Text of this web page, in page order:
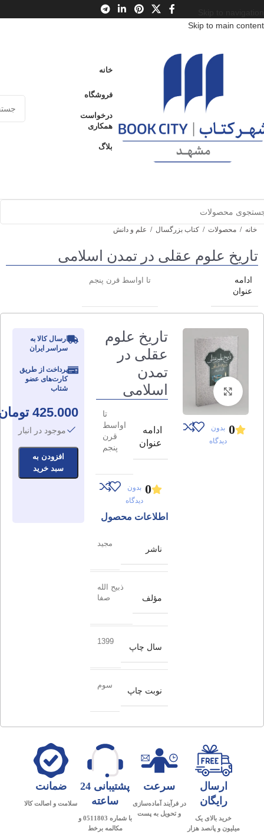
Skip to main content
خانه
فروشگاه
درخواست
همکاری
بلاگ
خانه / محصولات / کتاب بزرگسال / علم و دانش
تاریخ علوم عقلی در تمدن اسلامی
ادامه
عنوان
تا اواسط قرن پنجم
برای بزرگنمایی کلیک کنید
0 بدون
دیدگاه
تاریخ علوم
عقلی در
تمدن
اسلامی
ادامه
عنوان
تا
اواسط
قرن
پنجم
0 بدون
دیدگاه
اطلاعات محصول
ناشر
مجید
مؤلف
ذبیح الله
صفا
سال چاپ
1399
نوبت چاپ
سوم
ارسال کالا به
سراسر ایران
پرداخت از طریق
کارت‌های عضو
شتاب
425.000
موجود در انبار
افزودن به
سبد خرید
ارسال
رایگان
خرید بالای یک
میلیون و پانصد هزار
سرعت
در فرآیند آماده‌سازی
و تحویل به پست
پشتیبانی 24
ساعته
با شماره 0511803 و
مکالمه برخط
ضمانت
سلامت و اصالت کالا